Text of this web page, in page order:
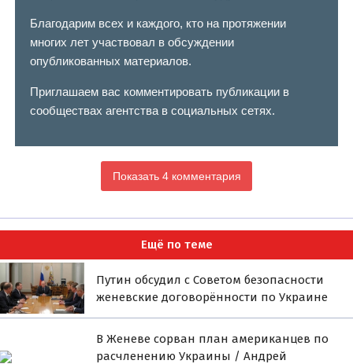
Благодарим всех и каждого, кто на протяжении
многих лет участвовал в обсуждении
опубликованных материалов.
Приглашаем вас комментировать публикации в
сообществах агентства в социальных сетях.
Показать 4 комментария
Ещё по теме
Путин обсудил с Советом безопасности
женевские договорённости по Украине
В Женеве сорван план американцев по
расчленению Украины / Андрей